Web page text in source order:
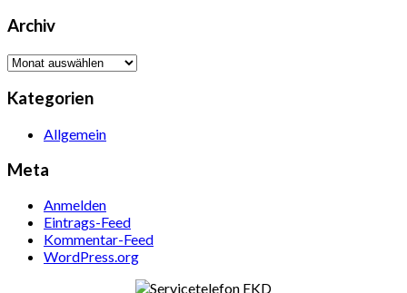
Archiv
Archiv
Kategorien
Allgemein
Meta
Anmelden
Eintrags-Feed
Kommentar-Feed
WordPress.org